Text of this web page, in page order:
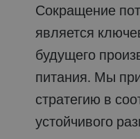
Сокращение потребления энергии
является
будущего
питания. Мы
стратегию в
устойчивого